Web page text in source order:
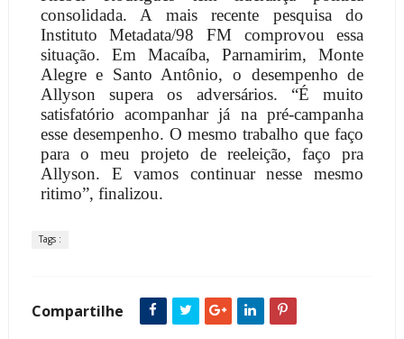
consolidada. A mais recente pesquisa do
Instituto Metadata/98 FM comprovou essa
situação. Em Macaíba, Parnamirim, Monte
Alegre e Santo Antônio, o desempenho de
Allyson supera os adversários. “É muito
satisfatório acompanhar já na pré-campanha
esse desempenho. O mesmo trabalho que faço
para o meu projeto de reeleição, faço pra
Allyson. E vamos continuar nesse mesmo
ritimo”, finalizou.
Tags :
Compartilhe